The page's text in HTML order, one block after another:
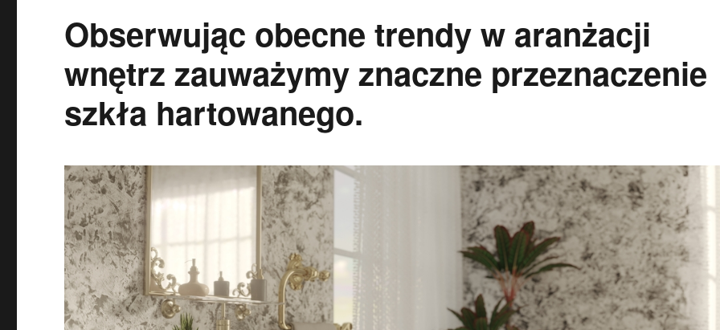
Obserwując obecne trendy w aranżacji
wnętrz zauważymy znaczne przeznaczenie
szkła hartowanego.